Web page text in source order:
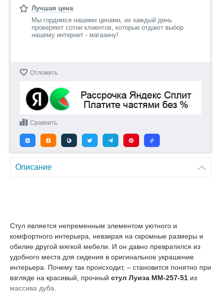
Лучшая цена
Мы гордимся нашими ценами, их каждый день
проверяют сотни клиентов, которые отдают выбор
нашему интернет - магазину!
Отложить
Сравнить
Описание
Стул является непременным элементом уютного и
комфортного интерьера, невзирая на скромные размеры и
обилие другой мягкой мебели. И он давно превратился из
удобного места для сидения в оригинальное украшение
интерьера. Почему так происходит, – становится понятно при
взгляде на красивый, прочный стул Луиза ММ-257-51 из
массива дуба.